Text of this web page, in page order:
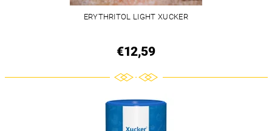
ERYTHRITOL LIGHT XUCKER
€12,59